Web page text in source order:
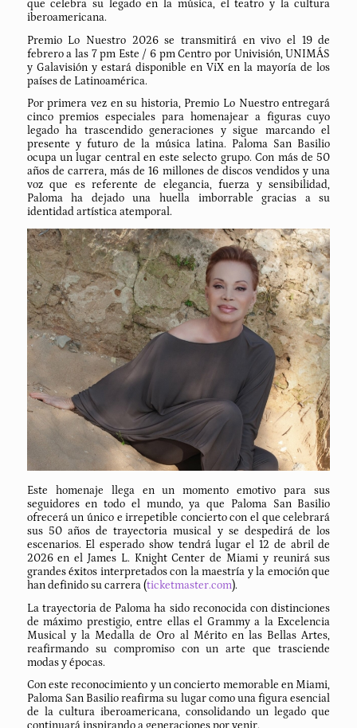
que celebra su legado en la música, el teatro y la cultura
iberoamericana.
Premio Lo Nuestro 2026 se transmitirá en vivo el 19 de
febrero a las 7 pm Este / 6 pm Centro por Univisión, UNIMÁS
y Galavisión y estará disponible en ViX en la mayoría de los
países de Latinoamérica.
Por primera vez en su historia, Premio Lo Nuestro entregará
cinco premios especiales para homenajear a figuras cuyo
legado ha trascendido generaciones y sigue marcando el
presente y futuro de la música latina. Paloma San Basilio
ocupa un lugar central en este selecto grupo. Con más de 50
años de carrera, más de 16 millones de discos vendidos y una
voz que es referente de elegancia, fuerza y sensibilidad,
Paloma ha dejado una huella imborrable gracias a su
identidad artística atemporal.
Este homenaje llega en un momento emotivo para sus
seguidores en todo el mundo, ya que Paloma San Basilio
ofrecerá un único e irrepetible concierto con el que celebrará
sus 50 años de trayectoria musical y se despedirá de los
escenarios. El esperado show tendrá lugar el 12 de abril de
2026 en el James L. Knight Center de Miami y reunirá sus
grandes éxitos interpretados con la maestría y la emoción que
han definido su carrera (ticketmaster.com).
La trayectoria de Paloma ha sido reconocida con distinciones
de máximo prestigio, entre ellas el Grammy a la Excelencia
Musical y la Medalla de Oro al Mérito en las Bellas Artes,
reafirmando su compromiso con un arte que trasciende
modas y épocas.
Con este reconocimiento y un concierto memorable en Miami,
Paloma San Basilio reafirma su lugar como una figura esencial
de la cultura iberoamericana, consolidando un legado que